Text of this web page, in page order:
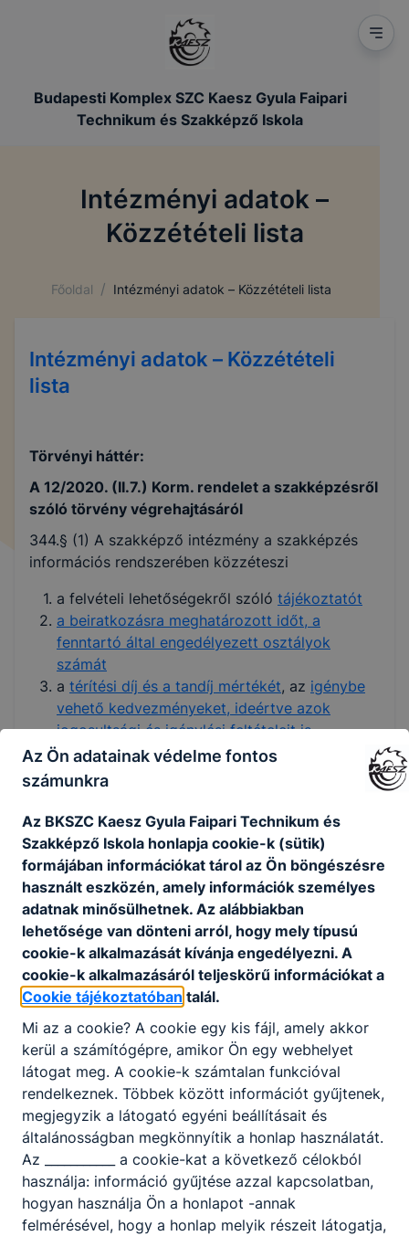
Budapesti Komplex SZC Kaesz Gyula Faipari
Technikum és Szakképző Iskola
Intézményi adatok –
Közzétételi lista
Főoldal / Intézményi adatok – Közzétételi lista
Intézményi adatok – Közzétételi
lista
Törvényi háttér:
A 12/2020. (II.7.) Korm. rendelet a szakképzésről
szóló törvény végrehajtásáról
344.§ (1) A szakképző intézmény a szakképzés
információs rendszerében közzéteszi
a felvételi lehetőségekről szóló tájékoztatót
a beiratkozásra meghatározott időt, a
fenntartó által engedélyezett osztályok
számát
a térítési díj és a tandíj mértékét, az igénybe
vehető kedvezményeket, ideértve azok
jogosultsági és igénylési feltételeit is
a szakképző intézménnyel kapcsolatos –
nyilvános megállapításokat tartalmazó –
a szakképző intézménynyitvatartásának
rendjét,éves munkaterv alapján a tanévben
tervezett jelentősebb rendezvények,
események időpontjait
a szakképző intézményszakmai programját
szervezeti és működési szabályzatát és
házirendjét
a betöltött munkakörök alapján az oktatók
végzettségét és szakképzettségét
osztályokban a tanulók létszámát
a tanulók, illetve aképzésben részt vevő
személyek le- és kimaradásával,
évfolyamismétlésével kapcsolatos adatokat
az osztályozó vizsgatantárgyankénti,
évfolyamonkénti követelményeit, a
tanulmányok alatti vizsga tervezett idejét
évenként feltüntetve az érettségi vizsga
átlageredményeit:
Az Ön adatainak védelme fontos
számunkra
Az BKSZC Kaesz Gyula Faipari Technikum és
Szakképző Iskola honlapja cookie-k (sütik)
formájában információkat tárol az Ön böngészésre
használt eszközén, amely információk személyes
adatnak minősülhetnek. Az alábbiakban
lehetősége van dönteni arról, hogy mely típusú
cookie-k alkalmazását kívánja engedélyezni. A
cookie-k alkalmazásáról teljeskörű információkat a
Cookie tájékoztatóban talál.
Mi az a cookie? A cookie egy kis fájl, amely akkor
kerül a számítógépre, amikor Ön egy webhelyet
látogat meg. A cookie-k számtalan funkcióval
rendelkeznek. Többek között információt gyűjtenek,
megjegyzik a látogató egyéni beállításait és
általánosságban megkönnyítik a honlap használatát.
Az ___________ a cookie-kat a következő célokból
használja: információ gyűjtése azzal kapcsolatban,
hogyan használja Ön a honlapot -annak
felmérésével, hogy a honlap melyik részeit látogatja,